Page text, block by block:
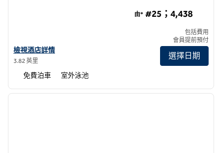
查看曼谷康萊德酒店詳情
檢視酒店詳情
3.82 英里
由* #25；4,438
包括費用
會員提前預付
選擇日期
免費泊車 室外泳池
第 1 頁，共 12 頁
下一